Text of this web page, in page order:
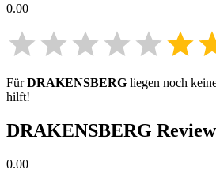
0.00
FürDRAKENSBERG liegen noch
hilft!
DRAKENSBERG
0.00